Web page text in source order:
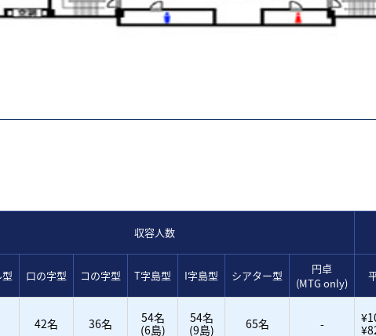
収容人数
口の字型 コの字型 T字島型 I字島型 シアター型
円卓
(MTG only)
42名 36名
54名
(6島)
54名
(9島)
65名 -